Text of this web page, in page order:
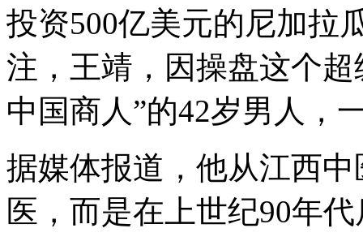
投资500亿美元的尼加拉
注，王靖，因操盘这个
中国商人”的42岁男人，
据媒体报道，他从江西
医，而是在上世纪90年